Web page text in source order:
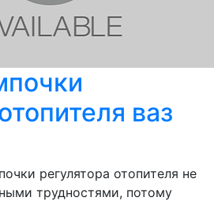
ваз
регулятора отопителя не
трудностями, потому